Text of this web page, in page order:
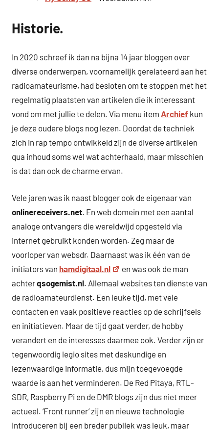
Historie.
In 2020 schreef ik dan na bijna 14 jaar bloggen over
diverse onderwerpen, voornamelijk gerelateerd aan het
radioamateurisme, had besloten om te stoppen met het
regelmatig plaatsten van artikelen die ik interessant
vond om met jullie te delen. Via menu item Archief kun
je deze oudere blogs nog lezen. Doordat de techniek
zich in rap tempo ontwikkeld zijn de diverse artikelen
qua inhoud soms wel wat achterhaald, maar misschien
is dat dan ook de charme ervan.
Vele jaren was ik naast blogger ook de eigenaar van
onlinereceivers.net. En web domein met een aantal
analoge ontvangers die wereldwijd opgesteld via
internet gebruikt konden worden. Zeg maar de
voorloper van websdr. Daarnaast was ik één van de
initiators van hamdigitaal.nl
en was ook de man
achterqsogemist.nl. Allemaal websites ten dienste van
de radioamateurdienst. Een leuke tijd, met vele
contacten en vaak positieve reacties op de schrijfsels
en initiatieven. Maar de tijd gaat verder, de hobby
verandert en de interesses daarmee ook. Verder zijn er
tegenwoordig legio sites met deskundige en
lezenwaardige informatie, dus mijn toegevoegde
waarde is aan het verminderen. De Red Pitaya, RTL-
SDR, Raspberry Pi en de DMR blogs zijn dus niet meer
actueel. ‘Front runner’ zijn en nieuwe technologie
introduceren bij een breder publiek was leuk, maar